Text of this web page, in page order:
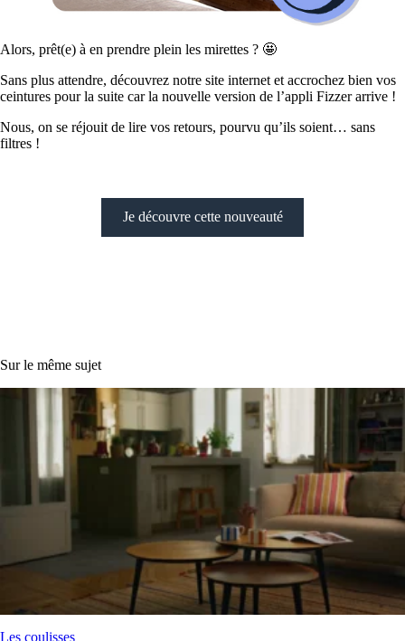
Alors, prêt(e) à en prendre plein les mirettes ? 🤩
Sans plus attendre, découvrez notre site internet et accrochez bien vos
ceintures pour la suite car la nouvelle version de l’appli Fizzer arrive !
Nous, on se réjouit de lire vos retours, pourvu qu’ils soient… sans
filtres !
Je découvre cette nouveauté
Sur le même sujet
Les coulisses